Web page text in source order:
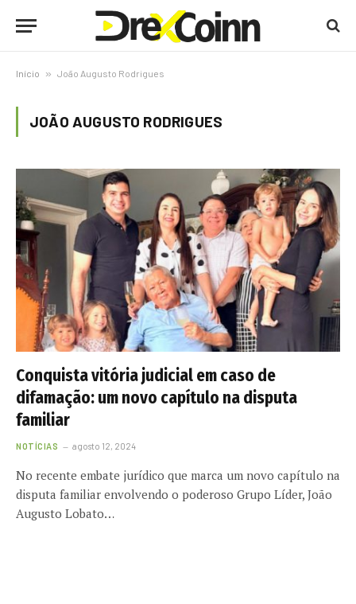
Início » João Augusto Rodrigues
JOÃO AUGUSTO RODRIGUES
Conquista vitória judicial em caso de
difamação: um novo capítulo na disputa
familiar
NOTÍCIAS agosto 12, 2024
No recente embate jurídico que marca um novo capítulo na
disputa familiar envolvendo o poderoso Grupo Líder, João
Augusto Lobato…